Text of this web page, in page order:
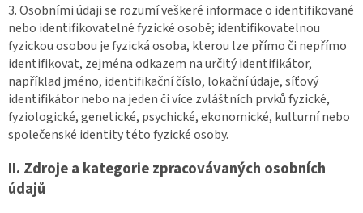
3. Osobními údaji se rozumí veškeré informace o identifikované
nebo identifikovatelné fyzické osobě; identifikovatelnou
fyzickou osobou je fyzická osoba, kterou lze přímo či nepřímo
identifikovat, zejména odkazem na určitý identifikátor,
například jméno, identifikační číslo, lokační údaje, síťový
identifikátor nebo na jeden či více zvláštních prvků fyzické,
fyziologické, genetické, psychické, ekonomické, kulturní nebo
společenské identity této fyzické osoby.
II. Zdroje a kategorie zpracovávaných osobních
údajů